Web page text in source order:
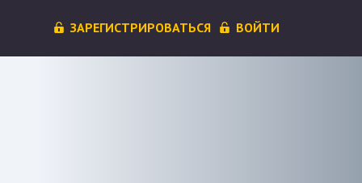
ЗАРЕГИСТРИРОВАТЬСЯ ВОЙТИ